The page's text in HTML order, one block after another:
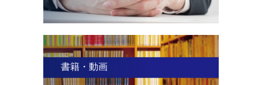
書籍・動画